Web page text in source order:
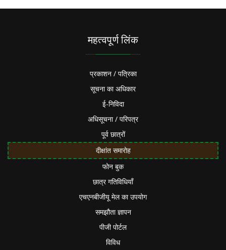
महत्वपूर्ण लिंक
प्रकाशन / पत्रिका
सूचना का अधिकार
ई-निविदा
अधिसूचना / परिपत्र
पूर्व छात्रों
दीक्षांत समारोह
फोन बुक
छात्र गतिविधियाँ
एचएनबीजीयू मेल का उपयोग
समझौता ज्ञापन
पीजी पोर्टल
विविध